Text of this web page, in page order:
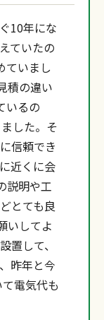
10年にな
ていたの
ていまし
積の違い
いるの
した。そ
信頼でき
近くに会
説明や工
とても良
いしてよ
置して、
昨年と今
電気代も